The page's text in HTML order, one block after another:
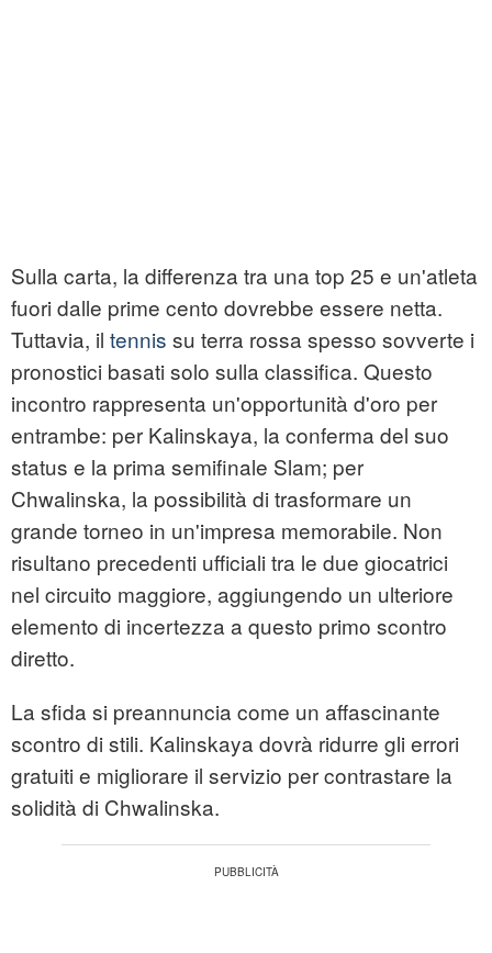
Sulla carta, la differenza tra una top 25 e un'atleta
fuori dalle prime cento dovrebbe essere netta.
Tuttavia, il tennis su terra rossa spesso sovverte i
pronostici basati solo sulla classifica. Questo
incontro rappresenta un'opportunità d'oro per
entrambe: per Kalinskaya, la conferma del suo
status e la prima semifinale Slam; per
Chwalinska, la possibilità di trasformare un
grande torneo in un'impresa memorabile. Non
risultano precedenti ufficiali tra le due giocatrici
nel circuito maggiore, aggiungendo un ulteriore
elemento di incertezza a questo primo scontro
diretto.
La sfida si preannuncia come un affascinante
scontro di stili. Kalinskaya dovrà ridurre gli errori
gratuiti e migliorare il servizio per contrastare la
solidità di Chwalinska.